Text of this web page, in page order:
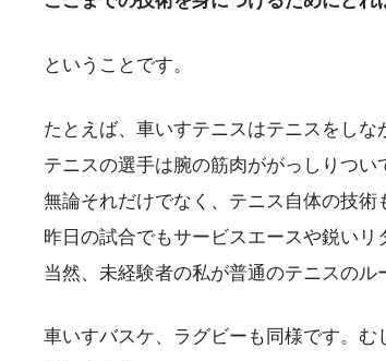
ということです。
たとえば、車いすテニスはテニスをし
テニスの選手は腕の筋肉ががっしりつい
無論それだけでなく、テニス自体の技術
昨日の試合でもサービスエースや鋭い
当然、未経験者の私が普通のテニスの
車いすバスケ、ラグビーも同様です。